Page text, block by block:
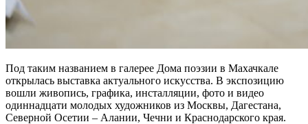
Под таким названием в галерее Дома поэзии в Махачкале
откры­лась выставка актуального искус­ства. В экспозицию
вошли живо­пись, графика, инсталляции, фото и видео
одиннадцати молодых ху­дожников из Москвы, Дагестана,
Северной Осетии – Алании, Чечни и Краснодарского края.